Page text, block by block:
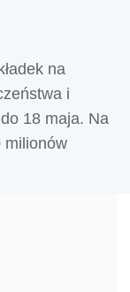
na
i
18 maja. Na
milionów